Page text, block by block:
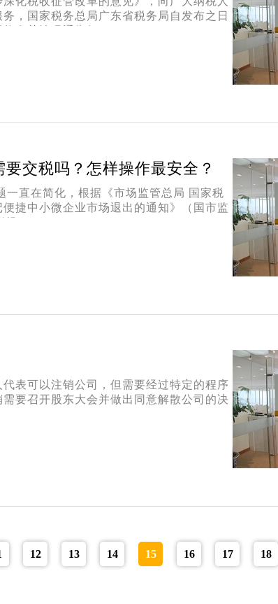
，国家税务总局广东省税务局自发布之日
交税吗？怎样操作最安全？
一直在简化，根据《市场监管总局 国家税
捷中小微企业市场退出的通知》（国市监
表可以注销公司，但需要经过特定的程序
要召开股东大会并做出同意解散公司的决
12 13 14 15 16 17 18